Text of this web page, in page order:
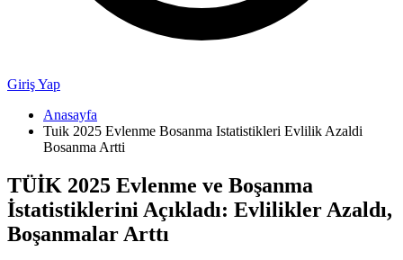
Giriş Yap
Anasayfa
Tuik 2025 Evlenme Bosanma Istatistikleri Evlilik Azaldi
Bosanma Artti
TÜİK 2025 Evlenme ve Boşanma
İstatistiklerini Açıkladı: Evlilikler Azaldı,
Boşanmalar Arttı